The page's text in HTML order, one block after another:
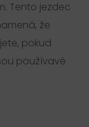
Tento jezdec
že
pokud
používavé